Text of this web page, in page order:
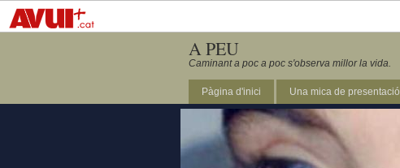
A PEU
Caminant a poc a poc s'observa millor la vida.
Pàgina d'inici Una mica de presentació